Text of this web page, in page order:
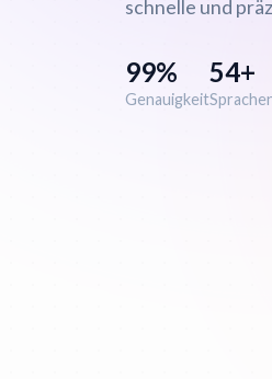
schnelle und
99%
Genauigkeit
54+